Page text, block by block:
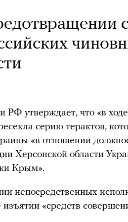
РФ утверждает, что «в ходе
серию терактов,
«в отношении
Херсонской области
Крым».
непосредственных
«средств